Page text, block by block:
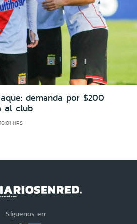
demanda por $200
al club
HRS
Síguenos en: